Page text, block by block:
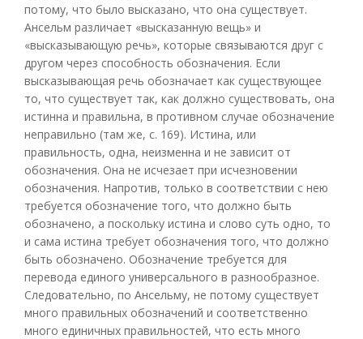
потому, что было высказано, что она существует.
Ансельм различает «высказанную вещь» и
«высказывающую речь», которые связываются друг с
другом через способность обозначения. Если
высказывающая речь обозначает как существующее
то, что существует так, как должно существовать, она
истинна и правильна, в противном случае обозначение
неправильно (там же, с. 169). Истина, или
правильность, одна, неизменна и не зависит от
обозначения. Она не исчезает при исчезновении
обозначения. Напротив, только в соответствии с нею
требуется обозначение того, что должно быть
обозначено, а поскольку истина и слово суть одно, то
и сама истина требует обозначения того, что должно
быть обозначено. Обозначение требуется для
перевода единого универсального в разнообразное.
Следовательно, по Ансельму, не потому существует
много правильных обозначений и соответственно
много единичных правильностей, что есть много